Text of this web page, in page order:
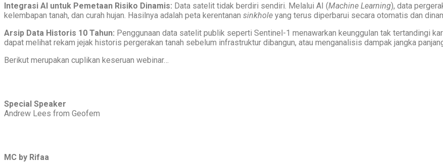
Integrasi AI untuk Pemetaan Risiko Dinamis: Data satelit tidak berdiri sendiri. Melalui AI (Machine Learning), data
kelembapan tanah, dan curah hujan. Hasilnya adalah peta kerentanan sinkhole yang terus diperbarui secara otomatis dan
Arsip Data Historis 10 Tahun: Penggunaan data satelit publik seperti Sentinel-1 menawarkan keunggulan tak tertandingi
dapat melihat rekam jejak historis pergerakan tanah sebelum infrastruktur dibangun, atau menganalisis dampak jangka
Berikut merupakan cuplikan keseruan webinar…
Special Speaker
Andrew Lees from Geofem
MC by Rifaa